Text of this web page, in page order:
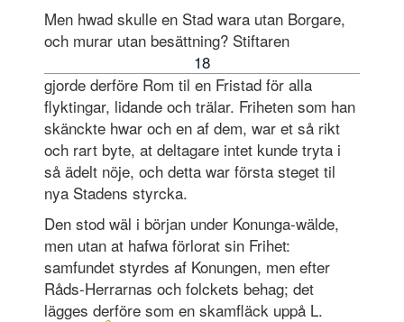
Men hwad skulle en Stad wara utan Borgare,
och murar utan besättning? Stiftaren
18
gjorde derföre Rom til en Fristad för alla
flyktingar, lidande och trälar. Friheten som han
skänckte hwar och en af dem, war et så rikt
och rart byte, at deltagare intet kunde tryta i
så ädelt nöje, och detta war första steget til
nya Stadens styrcka.
Den stod wäl i början under Konunga-wälde,
men utan at hafwa förlorat sin Frihet:
samfundet styrdes af Konungen, men efter
Råds-Herrarnas och folckets behag; det
lägges derföre som en skamfläck uppå L.